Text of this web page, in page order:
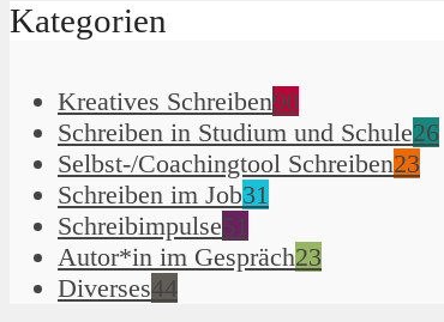
Kategorien
Kreatives Schreiben90
Schreiben in Studium und Schule26
Selbst-/Coachingtool Schreiben23
Schreiben im Job31
Schreibimpulse51
Autor*in im Gespräch23
Diverses44